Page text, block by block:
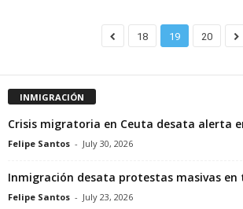
18 19 20
INMIGRACIÓN
Crisis migratoria en Ceuta desata alerta
Felipe Santos - July 30, 2026
Inmigración desata protestas masivas en
Felipe Santos - July 23, 2026